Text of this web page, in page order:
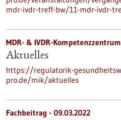
mdr-ivdr-treff-bw/11-mdr-ivdr-
MDR- & IVDR-Kompetenzzentrum
Aktuelles
https://regulatorik-
pro.de/mik/aktuelles
Fachbeitrag - 09.03.2022